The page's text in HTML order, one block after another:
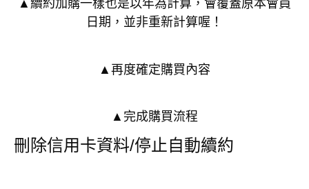
▲續約加購一樣也是以年為計算，會覆蓋原本會員
日期，並非重新計算喔！
▲再度確定購買內容
▲完成購買流程
刪除信用卡資料/停止自動續約